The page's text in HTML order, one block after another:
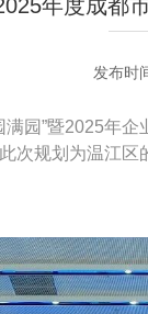
年度成都
发布时
园”暨2025年
规划为温江区